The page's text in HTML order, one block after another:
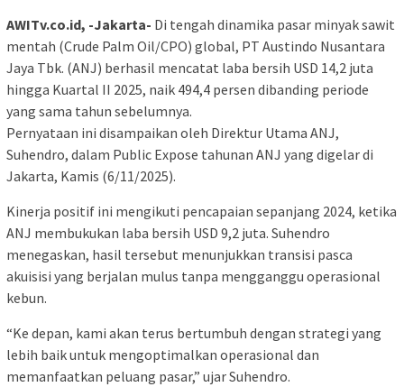
AWITv.co.id, -Jakarta- Di tengah dinamika pasar minyak sawit
mentah (Crude Palm Oil/CPO) global, PT Austindo Nusantara
Jaya Tbk. (ANJ) berhasil mencatat laba bersih USD 14,2 juta
hingga Kuartal II 2025, naik 494,4 persen dibanding periode
yang sama tahun sebelumnya.
Pernyataan ini disampaikan oleh Direktur Utama ANJ,
Suhendro, dalam Public Expose tahunan ANJ yang digelar di
Jakarta, Kamis (6/11/2025).
Kinerja positif ini mengikuti pencapaian sepanjang 2024, ketika
ANJ membukukan laba bersih USD 9,2 juta. Suhendro
menegaskan, hasil tersebut menunjukkan transisi pasca
akuisisi yang berjalan mulus tanpa mengganggu operasional
kebun.
“Ke depan, kami akan terus bertumbuh dengan strategi yang
lebih baik untuk mengoptimalkan operasional dan
memanfaatkan peluang pasar,” ujar Suhendro.